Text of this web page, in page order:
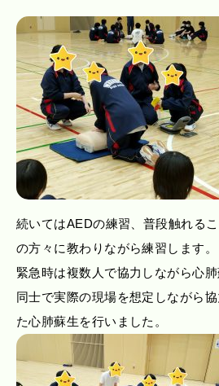
続いてはAEDの練習、普段触れる
の方々に教わりながら練習します。
緊急時は複数人で協力しながら心
同士で実際の現場を想定しながら
た心肺蘇生を行いました。